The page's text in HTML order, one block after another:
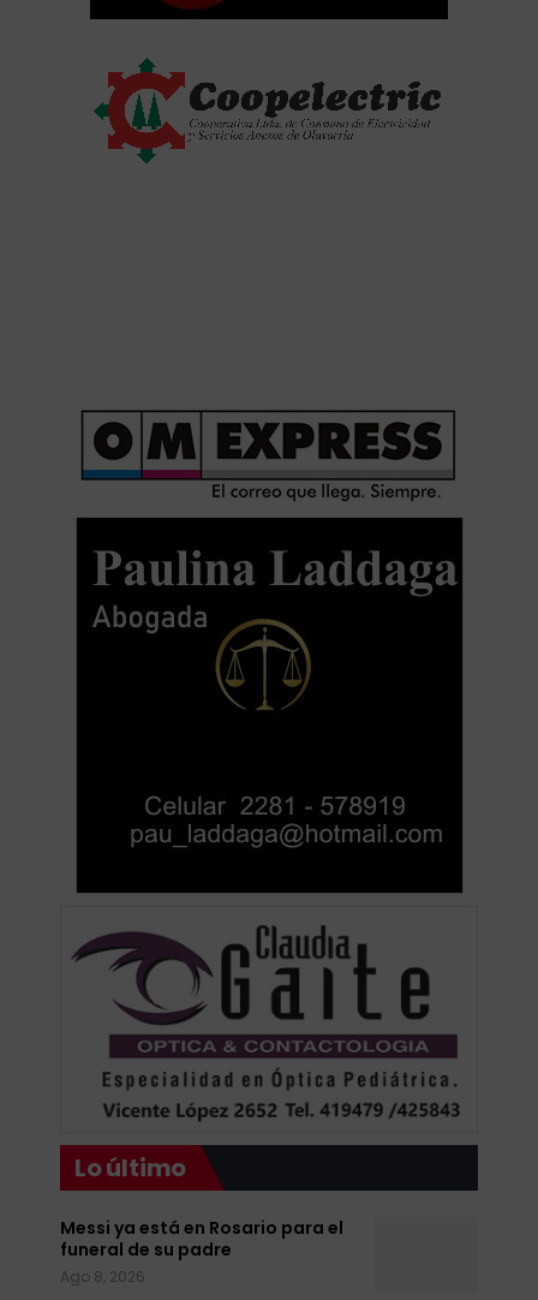
Lo último
Messi ya está en Rosario para el
funeral de su padre
Ago 8, 2026